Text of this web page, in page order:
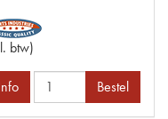
btw)
Bestel